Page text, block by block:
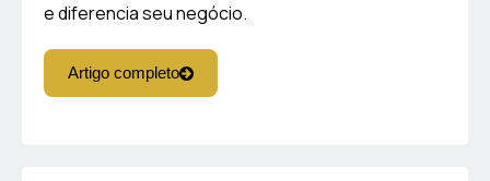
e diferencia seu negócio.
Artigo completo